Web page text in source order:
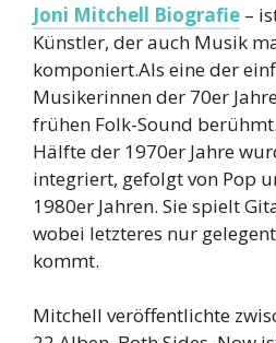
Joni Mitchell Biografie –
Künstler, der auch Musik
komponiert.Als eine der
Musikerinnen der 70er
frühen Folk-Sound
Hälfte der 1970er Jahre
integriert, gefolgt von Pop
1980er Jahren. Sie spielt
wobei letzteres nur
kommt.
Mitchell veröffentlichte